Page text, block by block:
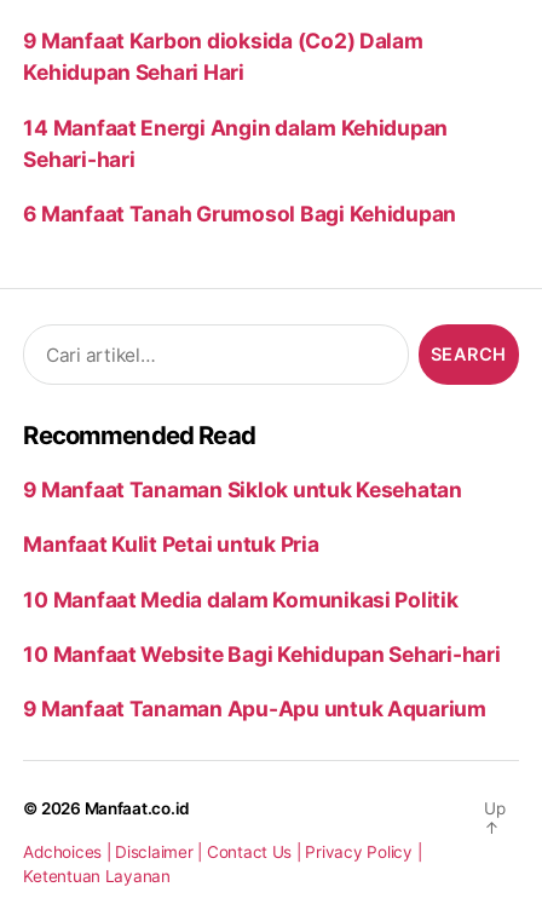
9 Manfaat Karbon dioksida (Co2) Dalam
Kehidupan Sehari Hari
14 Manfaat Energi Angin dalam Kehidupan
Sehari-hari
6 Manfaat Tanah Grumosol Bagi Kehidupan
Search
for:
Recommended Read
9 Manfaat Tanaman Siklok untuk Kesehatan
Manfaat Kulit Petai untuk Pria
10 Manfaat Media dalam Komunikasi Politik
10 Manfaat Website Bagi Kehidupan Sehari-hari
9 Manfaat Tanaman Apu-Apu untuk Aquarium
© 2026 Manfaat.co.id
Adchoices | Disclaimer | Contact Us | Privacy Policy |
Ketentuan Layanan
Up
↑